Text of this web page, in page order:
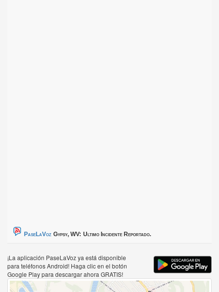
PaseLaVoz Gypsy, WV: Ultimo Incidente Reportado.
¡La aplicación PaseLaVoz ya está disponible
para teléfonos Android! Haga clic en el botón
Google Play para descargar ahora GRATIS!